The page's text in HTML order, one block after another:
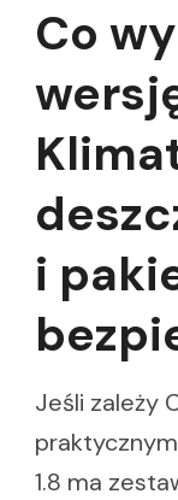
Co
i
Jeśli zależy
1.8 ma